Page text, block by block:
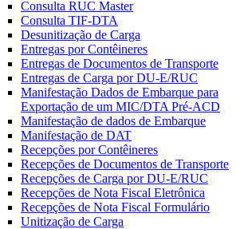
Consulta RUC Master
Consulta TIF-DTA
Desunitização de Carga
Entregas por Contêineres
Entregas de Documentos de Transporte
Entregas de Carga por DU-E/RUC
Manifestação Dados de Embarque para
Exportação de um MIC/DTA Pré-ACD
Manifestação de dados de Embarque
Manifestação de DAT
Recepções por Contêineres
Recepções de Documentos de Transporte
Recepções de Carga por DU-E/RUC
Recepções de Nota Fiscal Eletrônica
Recepções de Nota Fiscal Formulário
Unitização de Carga